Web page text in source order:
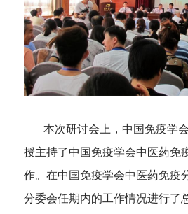
本次研讨会上，中国免疫学会
授主持了中国免疫学会中医药免
作。在中国免疫学会中医药免疫
分委会任期内的工作情况进行了